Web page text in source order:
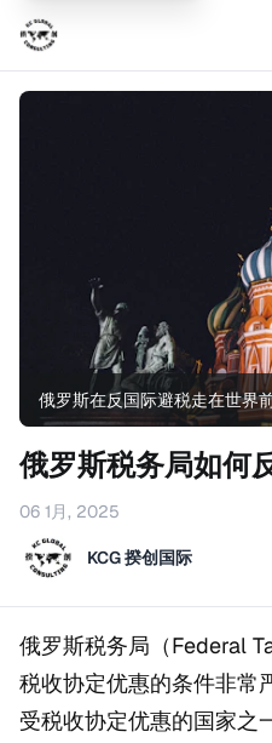
俄罗斯在反国际避税走在世界
俄罗斯税务局如何
06 1月, 2025
KCG 揆创国际
俄罗斯税务局（Federal
税收协定优惠的条件非常
受税收协定优惠的国家之